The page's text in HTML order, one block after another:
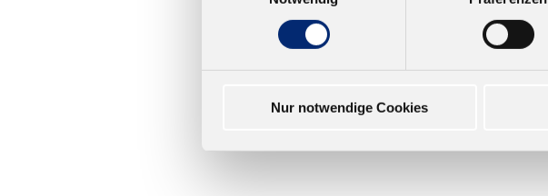
Nur notwendige Cookies
Ab 8,25 € zzgl. MwSt.